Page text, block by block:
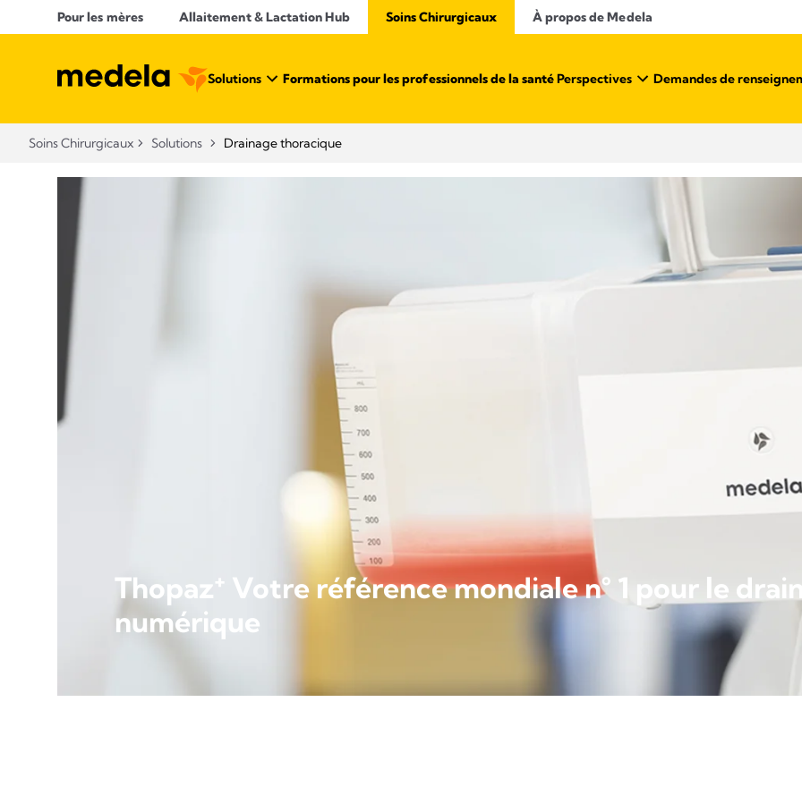
Pour les mères Allaitement & Lactation Hub​ Soins Chirurgicaux À propos de Medela
Solutions Formations pour les professionnels de la santé ​Perspectives Demandes de
Soins Chirurgicaux Solutions Drainage thoracique
Thopaz+ Votre référence mondiale n° 1 pour le
numérique